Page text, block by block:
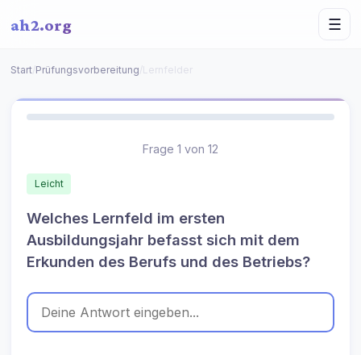
ah2.org ☰
Start/Prüfungsvorbereitung /Lernfelder
Frage 1 von 12
Leicht
Welches Lernfeld im ersten
Ausbildungsjahr befasst sich mit dem
Erkunden des Berufs und des Betriebs?